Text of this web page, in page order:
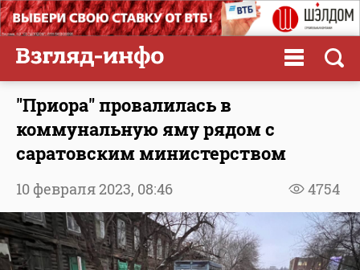
"Приора" провалилась в
коммунальную яму рядом с
саратовским министерством
4754
10 февраля 2023, 08:46